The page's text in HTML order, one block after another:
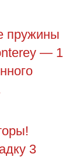
пружины
— 1
3